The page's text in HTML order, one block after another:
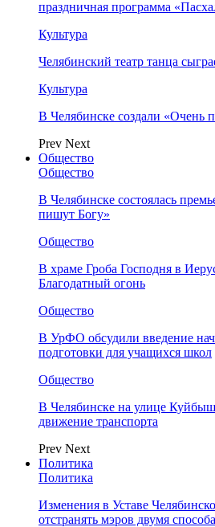
праздничная программа
Культура
Челябинский театр танца
Культура
В Челябинске создали «Очень
Prev Next
Общество
Общество
В Челябинске состоялась
пишут Богу»
Общество
В храме Гроба Господня в
Благодатный огонь
Общество
В УрФО обсудили введение
подготовки для учащихся школ
Общество
В Челябинске на улице
движение транспорта
Prev Next
Политика
Политика
Изменения в Уставе
отстранять мэров двумя